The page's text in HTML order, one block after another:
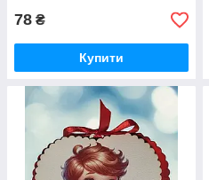
78 ₴
Купити